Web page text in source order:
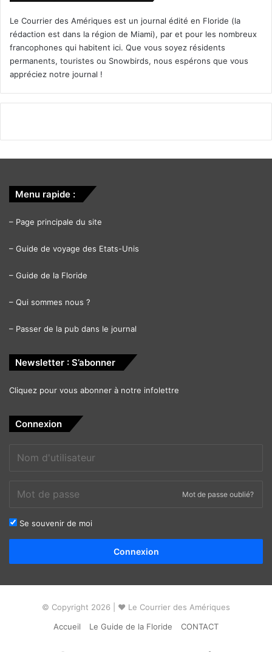
Le Courrier des Amériques est un journal édité en Floride (la
rédaction est dans la région de Miami), par et pour les nombreux
francophones qui habitent ici. Que vous soyez résidents
permanents, touristes ou Snowbirds, nous espérons que vous
appréciez notre journal !
Menu rapide :
– Page principale du site
– Guide de voyage des Etats-Unis
– Guide de la Floride
– Qui sommes nous ?
– Passer de la pub dans le journal
Newsletter : S’abonner
Cliquez pour vous abonner à notre infolettre
Connexion
Mot de passe oublié?
Se souvenir de moi
Connexion
© Copyright 2026 | ❤ Le Courrier des Amériques
Accueil
Le Guide de la Floride CONTACT